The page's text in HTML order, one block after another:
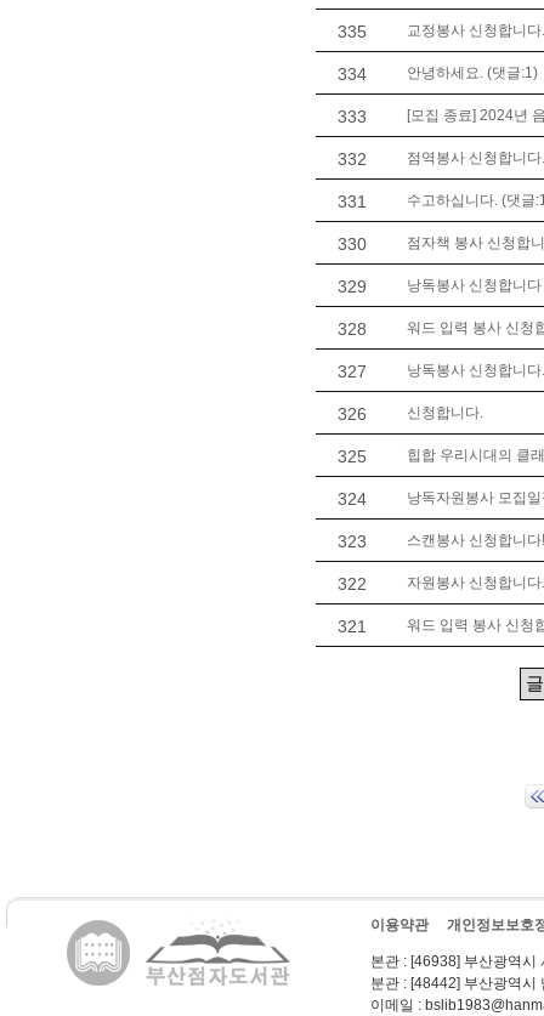
335 교정봉사 신청합니
334 안녕하세요. (댓글:1)
333 [모집 종료] 2024년
332 점역봉사 신청합니다.
331 수고하십니다. (댓글
330 점자책 봉사 신청합
329 낭독봉사 신청합니
328 워드 입력 봉사 신청
327 낭독봉사 신청합니다.
326 신청합니다.
325 힙합 우리시대의 클
324 낭독자원봉사 모집
323 스캔봉사 신청합니다!
322 자원봉사 신청합니
321 워드 입력 봉사 신청
이용약관 개인정보보호
본관 : [46938] 부산광역
분관 : [48442] 부산광역
이메일 :